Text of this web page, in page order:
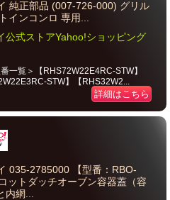
純正部品 (007-726-000) グリル
インコンロ 専用...
公式ストアYahoo!ショッピング
一覧＞【RHS72W22E4RC-STW】
STW】【RHS32W2...
詳細はこちら
035-2785000 【型番：RBO-
ットダッチオーブン容器蓋（容
内網...